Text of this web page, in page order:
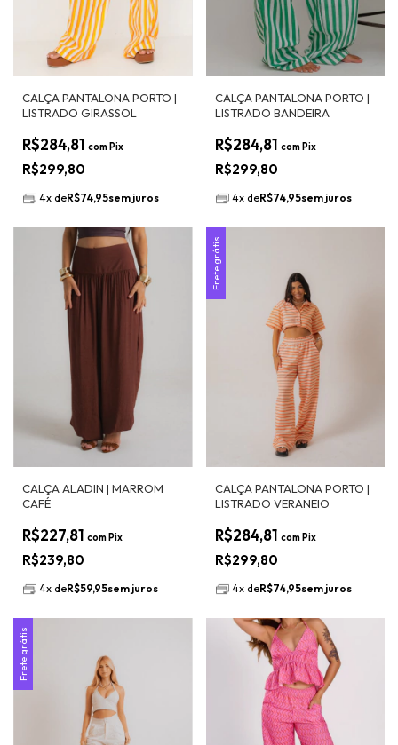
CALÇA PANTALONA PORTO |
LISTRADO GIRASSOL
R$299,80
R$284,81 comPix
4x deR$74,95sem juros
CALÇA PANTALONA PORTO |
LISTRADO BANDEIRA
R$299,80
R$284,81 comPix
4x deR$74,95sem juros
CALÇA ALADIN | MARROM
CAFÉ
R$239,80
R$227,81 comPix
4x deR$59,95sem juros
Frete grátis
CALÇA PANTALONA PORTO |
LISTRADO VERANEIO
R$299,80
R$284,81 comPix
4x deR$74,95sem juros
Frete grátis